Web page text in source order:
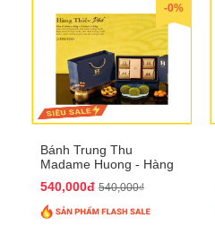
-0%
Bánh Trung Thu
Madame Huong - Hàng
540,000đ 540,000₫